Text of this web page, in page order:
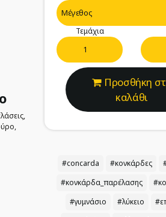
Τεμάχια
Προσθήκη
καλάθι
#concarda #κονκάρδες
#κονκάρδα_παρέλασης
#γυμνάσιο
#λύκειο